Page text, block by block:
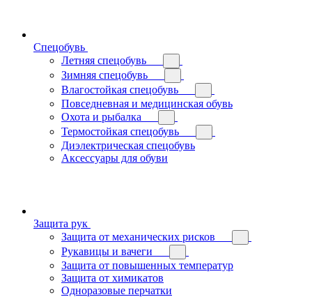
Спецобувь
Летняя спецобувь
Зимняя спецобувь
Влагостойкая спецобувь
Повседневная и медицинская обувь
Охота и рыбалка
Термостойкая спецобувь
Диэлектрическая спецобувь
Аксессуары для обуви
Защита рук
Защита от механических рисков
Рукавицы и вачеги
Защита от повышенных температур
Защита от химикатов
Одноразовые перчатки